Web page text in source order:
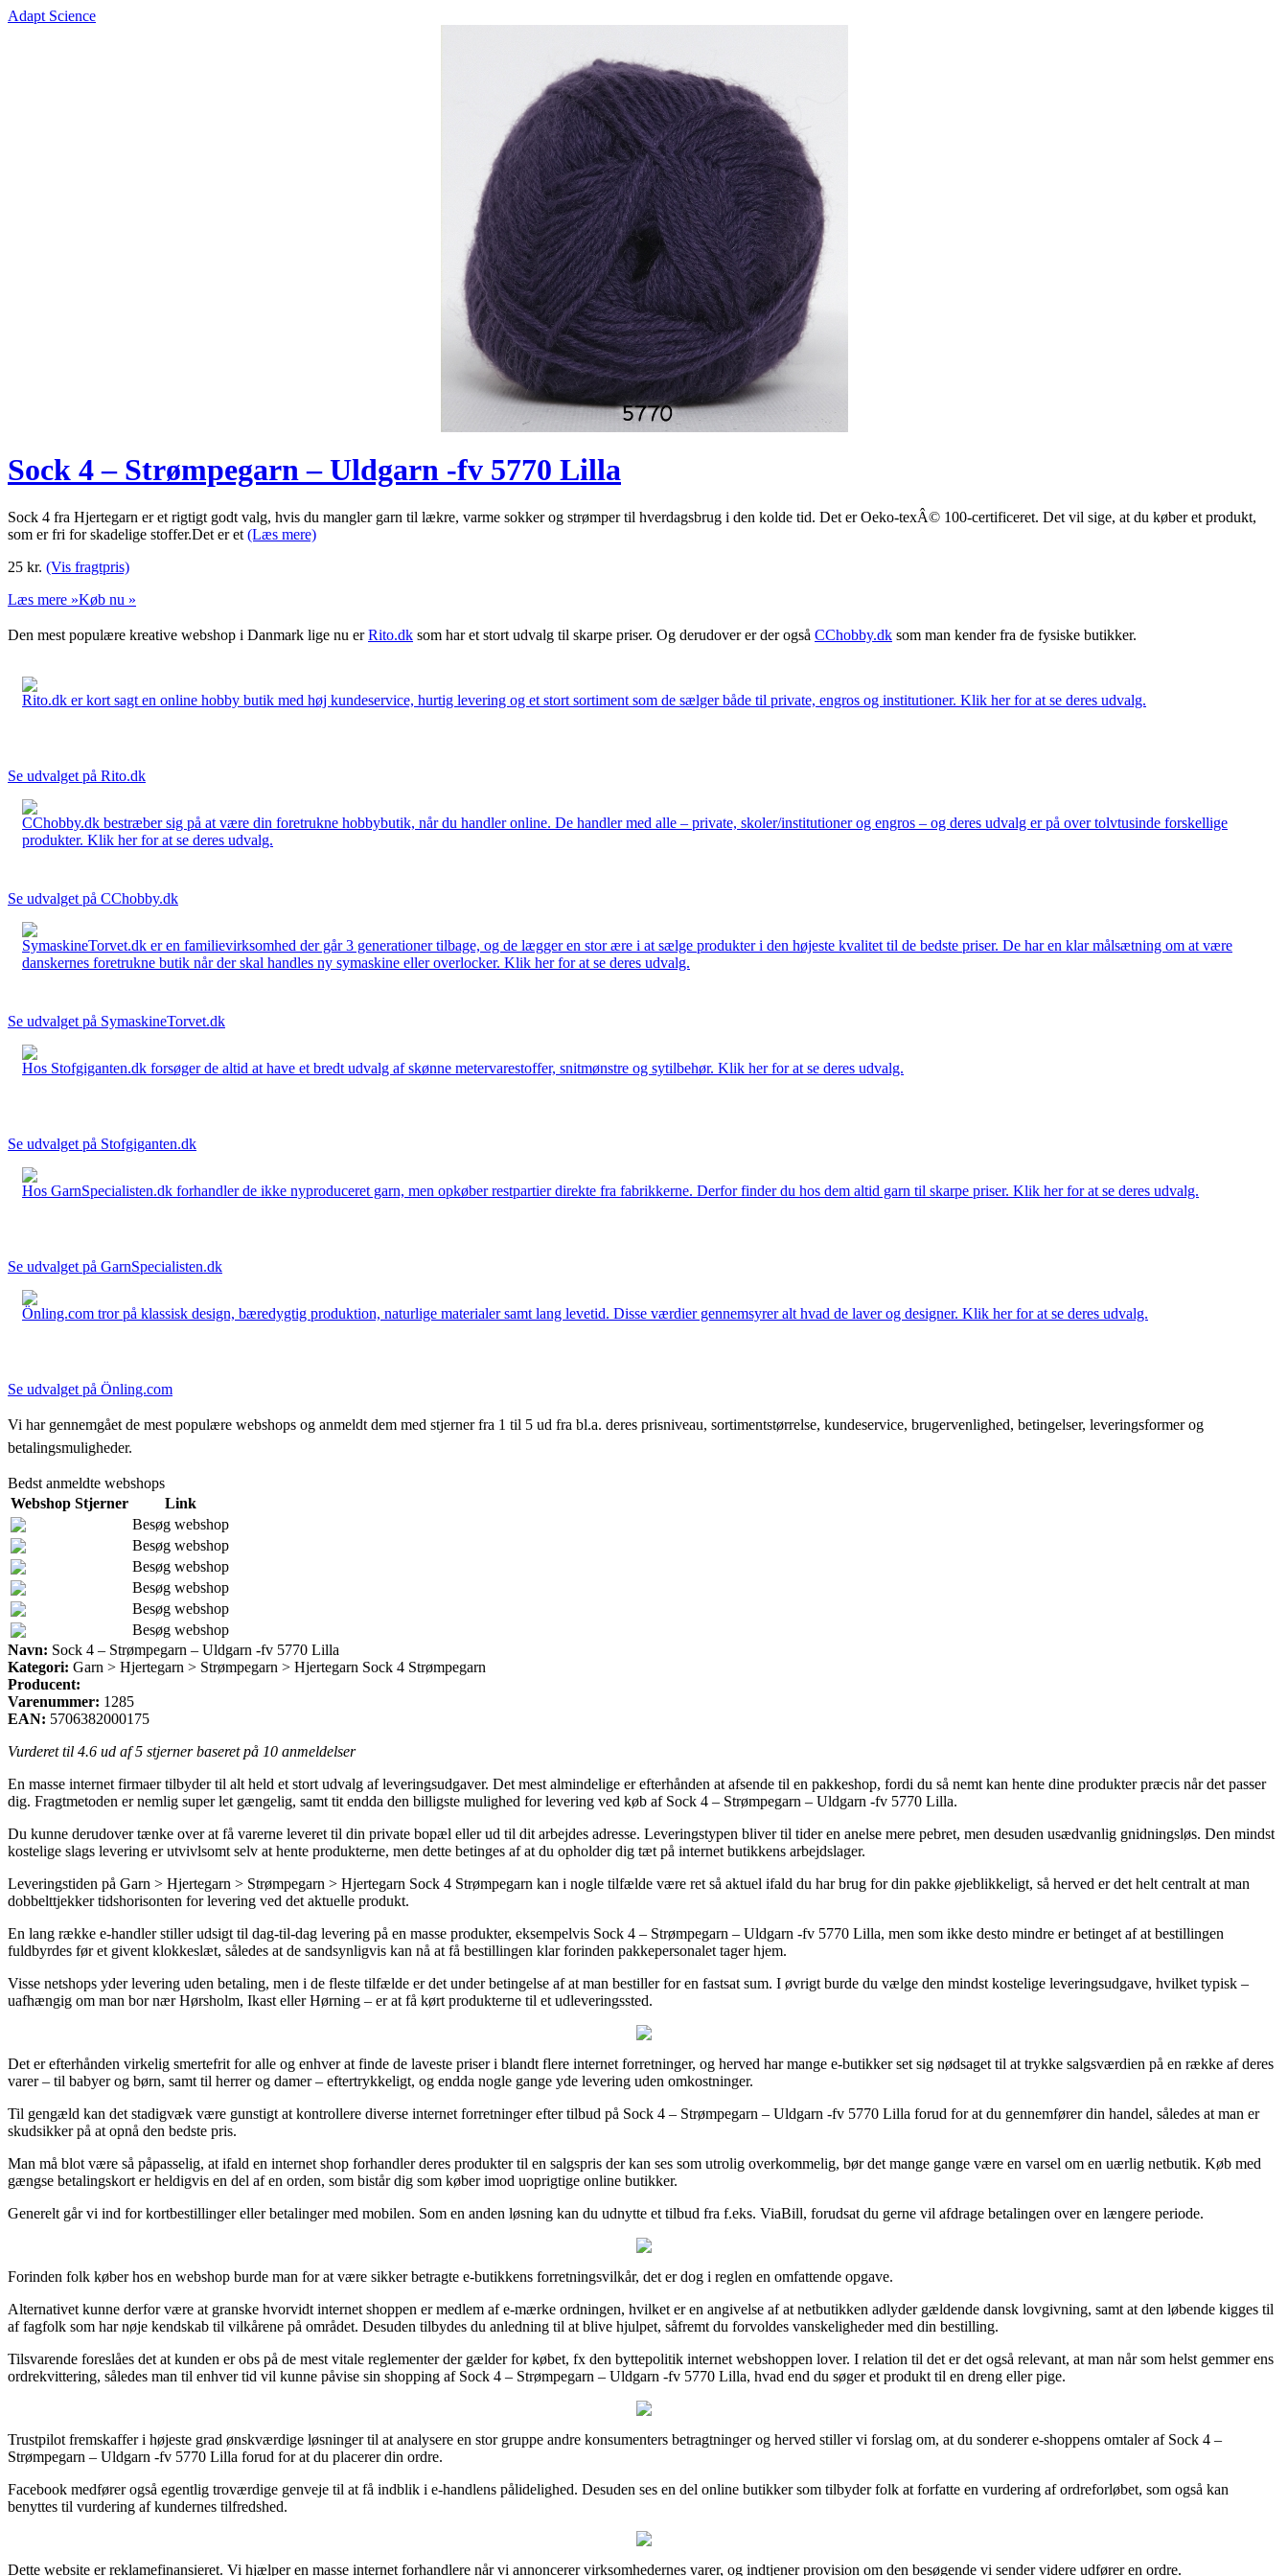
Adapt Science
Sock 4 – Strømpegarn – Uldgarn -fv 5770 Lilla
Sock 4 fra Hjertegarn er et rigtigt godt valg, hvis du mangler garn til lækre, varme sokker og strømper til hverdagsbrug i den kolde tid. Det er Oeko-texÂ© 100-certificeret. Det vil sige, at du køber et produkt,
som er fri for skadelige stoffer.Det er et (Læs mere)
25 kr. (Vis fragtpris)
Læs mere »Køb nu »
Den mest populære kreative webshop i Danmark lige nu erRito.dk som har et stort udvalg til skarpe priser. Og derudover er der også CChobby.dk som man kender fra de fysiske butikker.
Rito.dk er kort sagt en online hobby butik med høj kundeservice, hurtig levering og et stort sortiment som de sælger både til private, engros og institutioner. Klik her for at se deres udvalg.
Se udvalget på Rito.dk
CChobby.dk bestræber sig på at være din foretrukne hobbybutik, når du handler online. De handler med alle – private, skoler/institutioner og engros – og deres udvalg er på over tolvtusinde forskellige
produkter. Klik her for at se deres udvalg.
Se udvalget på CChobby.dk
SymaskineTorvet.dk er en familievirksomhed der går 3 generationer tilbage, og de lægger en stor ære i at sælge produkter i den højeste kvalitet til de bedste priser. De har en klar målsætning om at være
danskernes foretrukne butik når der skal handles ny symaskine eller overlocker. Klik her for at se deres udvalg.
Se udvalget på SymaskineTorvet.dk
Hos Stofgiganten.dk forsøger de altid at have et bredt udvalg af skønne metervarestoffer, snitmønstre og sytilbehør. Klik her for at se deres udvalg.
Se udvalget på Stofgiganten.dk
Hos GarnSpecialisten.dk forhandler de ikke nyproduceret garn, men opkøber restpartier direkte fra fabrikkerne. Derfor finder du hos dem altid garn til skarpe priser. Klik her for at se deres udvalg.
Se udvalget på GarnSpecialisten.dk
Önling.com tror på klassisk design, bæredygtig produktion, naturlige materialer samt lang levetid. Disse værdier gennemsyrer alt hvad de laver og designer. Klik her for at se deres udvalg.
Se udvalget på Önling.com
Vi har gennemgået de mest populære webshops og anmeldt dem med stjerner fra 1 til 5 ud fra bl.a. deres prisniveau, sortimentstørrelse, kundeservice, brugervenlighed, betingelser, leveringsformer og
betalingsmuligheder.
Bedst anmeldte webshops
Webshop Stjerner
Link
Besøg webshop
Besøg webshop
Besøg webshop
Besøg webshop
Besøg webshop
Besøg webshop
Navn: Sock 4 – Strømpegarn – Uldgarn -fv 5770 Lilla
Kategori: Garn > Hjertegarn > Strømpegarn > Hjertegarn Sock 4 Strømpegarn
Producent:
Varenummer: 1285
EAN: 5706382000175
Vurderet til 4.6 ud af 5 stjerner baseret på 10 anmeldelser
En masse internet firmaer tilbyder til alt held et stort udvalg af leveringsudgaver. Det mest almindelige er efterhånden at afsende til en pakkeshop, fordi du så nemt kan hente dine produkter præcis når det passer
dig. Fragtmetoden er nemlig super let gængelig, samt tit endda den billigste mulighed for levering ved køb af Sock 4 – Strømpegarn – Uldgarn -fv 5770 Lilla.
Du kunne derudover tænke over at få varerne leveret til din private bopæl eller ud til dit arbejdes adresse. Leveringstypen bliver til tider en anelse mere pebret, men desuden usædvanlig gnidningsløs. Den mindst
kostelige slags levering er utvivlsomt selv at hente produkterne, men dette betinges af at du opholder dig tæt på internet butikkens arbejdslager.
Leveringstiden på Garn > Hjertegarn > Strømpegarn > Hjertegarn Sock 4 Strømpegarn kan i nogle tilfælde være ret så aktuel ifald du har brug for din pakke øjeblikkeligt, så herved er det helt centralt at man
dobbelttjekker tidshorisonten for levering ved det aktuelle produkt.
En lang række e-handler stiller udsigt til dag-til-dag levering på en masse produkter, eksempelvis Sock 4 – Strømpegarn – Uldgarn -fv 5770 Lilla, men som ikke desto mindre er betinget af at bestillingen
fuldbyrdes før et givent klokkeslæt, således at de sandsynligvis kan nå at få bestillingen klar forinden pakkepersonalet tager hjem.
Visse netshops yder levering uden betaling, men i de fleste tilfælde er det under betingelse af at man bestiller for en fastsat sum. I øvrigt burde du vælge den mindst kostelige leveringsudgave, hvilket typisk –
uafhængig om man bor nær Hørsholm, Ikast eller Hørning – er at få kørt produkterne til et udleveringssted.
Det er efterhånden virkelig smertefrit for alle og enhver at finde de laveste priser i blandt flere internet forretninger, og herved har mange e-butikker set sig nødsaget til at trykke salgsværdien på en række af deres
varer – til babyer og børn, samt til herrer og damer – eftertrykkeligt, og endda nogle gange yde levering uden omkostninger.
Til gengæld kan det stadigvæk være gunstigt at kontrollere diverse internet forretninger efter tilbud på Sock 4 – Strømpegarn – Uldgarn -fv 5770 Lilla forud for at du gennemfører din handel, således at man er
skudsikker på at opnå den bedste pris.
Man må blot være så påpasselig, at ifald en internet shop forhandler deres produkter til en salgspris der kan ses som utrolig overkommelig, bør det mange gange være en varsel om en uærlig netbutik. Køb med
gængse betalingskort er heldigvis en del af en orden, som bistår dig som køber imod uoprigtige online butikker.
Generelt går vi ind for kortbestillinger eller betalinger med mobilen. Som en anden løsning kan du udnytte et tilbud fra f.eks. ViaBill, forudsat du gerne vil afdrage betalingen over en længere periode.
Forinden folk køber hos en webshop burde man for at være sikker betragte e-butikkens forretningsvilkår, det er dog i reglen en omfattende opgave.
Alternativet kunne derfor være at granske hvorvidt internet shoppen er medlem af e-mærke ordningen, hvilket er en angivelse af at netbutikken adlyder gældende dansk lovgivning, samt at den løbende kigges til
af fagfolk som har nøje kendskab til vilkårene på området. Desuden tilbydes du anledning til at blive hjulpet, såfremt du forvoldes vanskeligheder med din bestilling.
Tilsvarende foreslåes det at kunden er obs på de mest vitale reglementer der gælder for købet, fx den byttepolitik internet webshoppen lover. I relation til det er det også relevant, at man når som helst gemmer ens
ordrekvittering, således man til enhver tid vil kunne påvise sin shopping af Sock 4 – Strømpegarn – Uldgarn -fv 5770 Lilla, hvad end du søger et produkt til en dreng eller pige.
Trustpilot fremskaffer i højeste grad ønskværdige løsninger til at analysere en stor gruppe andre konsumenters betragtninger og herved stiller vi forslag om, at du sonderer e-shoppens omtaler af Sock 4 –
Strømpegarn – Uldgarn -fv 5770 Lilla forud for at du placerer din ordre.
Facebook medfører også egentlig troværdige genveje til at få indblik i e-handlens pålidelighed. Desuden ses en del online butikker som tilbyder folk at forfatte en vurdering af ordreforløbet, som også kan
benyttes til vurdering af kundernes tilfredshed.
Dette website er reklamefinansieret. Vi hjælper en masse internet forhandlere når vi annoncerer virksomhedernes varer, og indtjener provision om den besøgende vi sender videre udfører en ordre.